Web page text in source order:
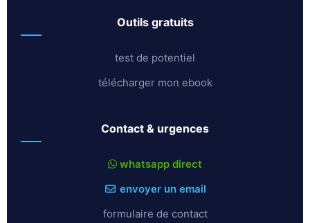
outils gratuits
test de potentiel
télécharger mon ebook
contact & urgences
whatsapp direct
envoyer un email
formulaire de contact